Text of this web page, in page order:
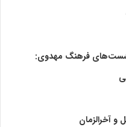
نشست‌های فرهنگ مهدوی:‌
آخرالزمان